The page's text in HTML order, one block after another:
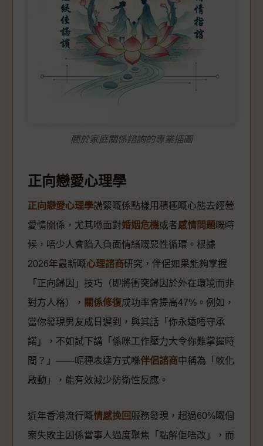
關於家庭關係諮詢的專業插圖
正向戀愛心理學
正向戀愛心理學講緊嘅係點樣用積極嘅心態去經營
愛情關係，尤其喺面對婚姻危機或者感情問題嘅時
候，唔少人會陷入負面情緒嘅惡性循環。根據
2026年最新嘅心理諮商研究，伴侶如果能夠掌握
「正向歸因」技巧（即將衝突歸因於外在環境而非
對方人格）， 關係修復成功率會提高47%。例如，
當你發現男友成日遲到，與其話「你永遠唔守承
諾」，不如試下講「係咪工作壓力大令你難掌握時
間？」——呢種表達方式喺伴侶諮商中稱為「軟化
啟動」，能有效減少防衛性反應。
近年香港流行嘅情感挽回 服務發現，超過60%嘅個
案失敗主因係當事人過度聚焦「點解佢唔改」，而